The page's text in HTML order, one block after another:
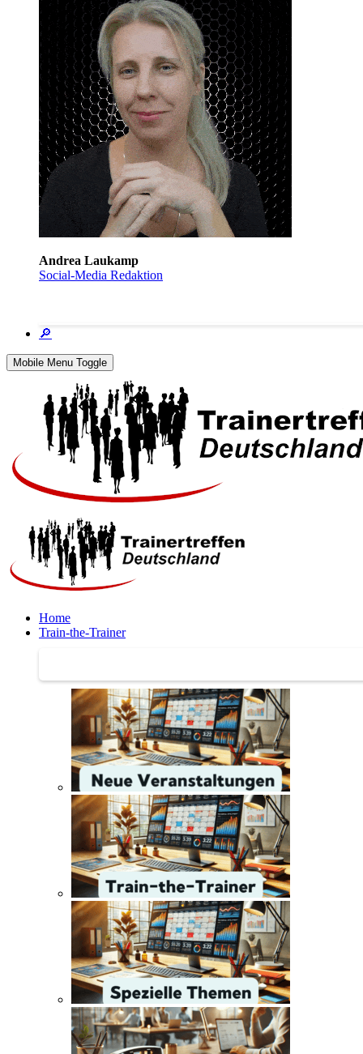
Andrea Laukamp
Social-Media Redaktion
🔎
Mobile Menu Toggle
Home
Train-the-Trainer